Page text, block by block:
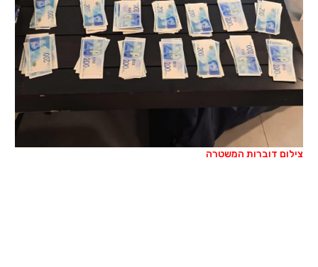
צילום דוברות המשטרה